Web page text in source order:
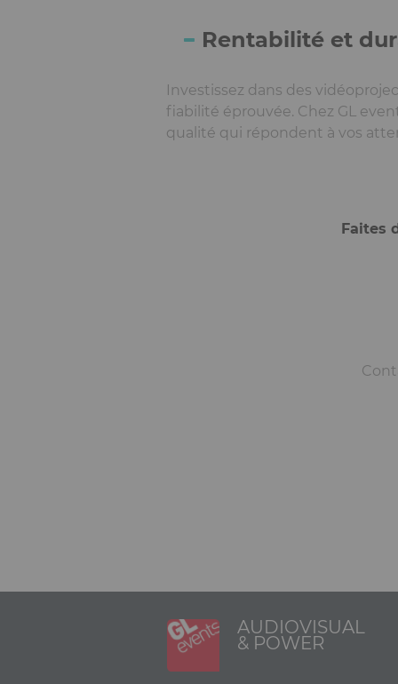
Rentabilité et
Investissez dans des
fiabilité éprouvée. Chez GL
qualité qui répondent à vos
Faites
AUDIOVISUAL
& POWER